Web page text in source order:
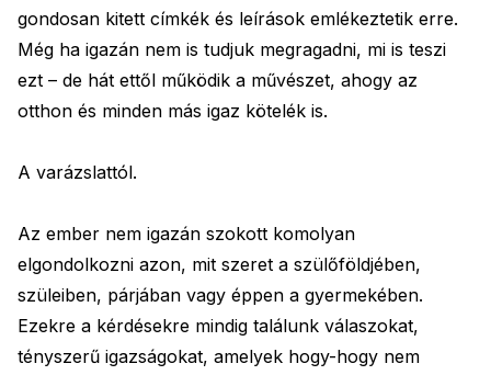
gondosan kitett címkék és leírások emlékeztetik erre.
Még ha igazán nem is tudjuk megragadni, mi is teszi
ezt – de hát ettől működik a művészet, ahogy az
otthon és minden más igaz kötelék is.
A varázslattól.
Az ember nem igazán szokott komolyan
elgondolkozni azon, mit szeret a szülőföldjében,
szüleiben, párjában vagy éppen a gyermekében.
Ezekre a kérdésekre mindig találunk válaszokat,
tényszerű igazságokat, amelyek hogy-hogy nem